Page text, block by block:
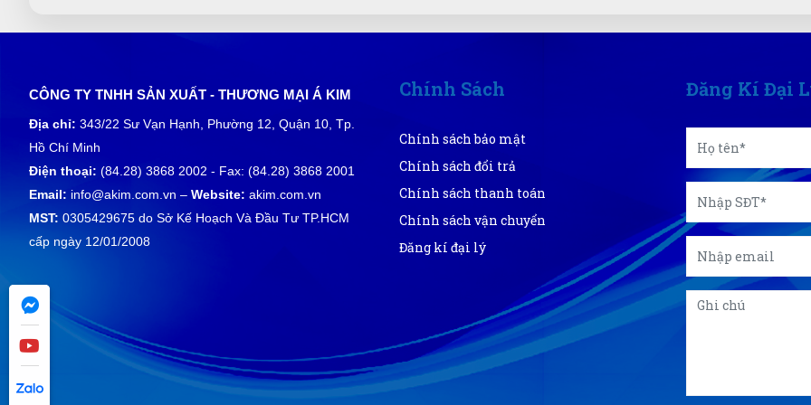
CÔNG TY TNHH SẢN XUẤT - THƯƠNG MẠI Á KIM
Địa chỉ: 343/22 Sư Vạn Hạnh, Phường 12, Quận 10, Tp.
Hồ Chí Minh
Điện thoại: (84.28) 3868 2002 - Fax: (84.28) 3868 2001
Email: info@akim.com.vn – Website: akim.com.vn
MST: 0305429675 do Sở Kế Hoạch Và Đầu Tư TP.HCM
cấp ngày 12/01/2008
Chính Sách
Chính sách bảo mật
Chính sách đổi trả
Chính sách thanh toán
Chính sách vận chuyển
Đăng kí đại lý
Đăng Kí Đại